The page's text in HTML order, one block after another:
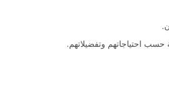
احتياجاتهم وتفضيلاتهم.